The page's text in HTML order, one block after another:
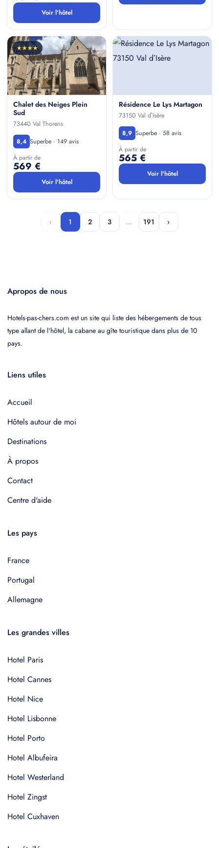
Voir l'hôtel
★★★★
Chalet des Neiges Plein
Sud
73440 Val Thorens
8,4 Superbe · 149 avis
À partir de
569 €
Voir l'hôtel
Résidence Le Lys Martagon
73150 Val dʼIsère
8,9 Superbe · 58 avis
À partir de
565 €
Voir l'hôtel
‹ 1 2 3 … 191 ›
Apropos de nous
Hotels-pas-chers.com est un site qui liste des hébergements de tous
type allant de l'hôtel, la cabane au gîte touristique dans plus de 10
pays.
Liens utiles
Accueil
Hôtels autour de moi
Destinations
À propos
Contact
Centre d'aide
Les pays
France
Portugal
Allemagne
Les grandes villes
Hotel Paris
Hotel Cannes
Hotel Nice
Hotel Lisbonne
Hotel Porto
Hotel Albufeira
Hotel Westerland
Hotel Zingst
Hotel Cuxhaven